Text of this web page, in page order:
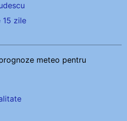
15 zile
meteo pentru